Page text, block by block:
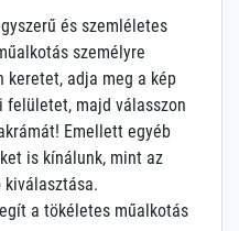
és szemléletes
személyre
adja meg a kép
felületet, majd válasszon
Emellett egyéb
is kínálunk, mint az
a tökéletes műalkotás